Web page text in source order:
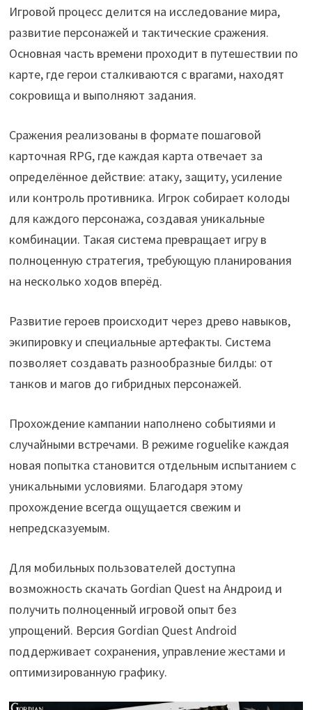
Игровой процесс делится на исследование мира,
развитие персонажей и тактические сражения.
Основная часть времени проходит в путешествии по
карте, где герои сталкиваются с врагами, находят
сокровища и выполняют задания.
Сражения реализованы в формате пошаговой
карточная RPG, где каждая карта отвечает за
определённое действие: атаку, защиту, усиление
или контроль противника. Игрок собирает колоды
для каждого персонажа, создавая уникальные
комбинации. Такая система превращает игру в
полноценную стратегия, требующую планирования
на несколько ходов вперёд.
Развитие героев происходит через древо навыков,
экипировку и специальные артефакты. Система
позволяет создавать разнообразные билды: от
танков и магов до гибридных персонажей.
Прохождение кампании наполнено событиями и
случайными встречами. В режиме roguelike каждая
новая попытка становится отдельным испытанием с
уникальными условиями. Благодаря этому
прохождение всегда ощущается свежим и
непредсказуемым.
Для мобильных пользователей доступна
возможность скачать Gordian Quest на Андроид и
получить полноценный игровой опыт без
упрощений. Версия Gordian Quest Android
поддерживает сохранения, управление жестами и
оптимизированную графику.